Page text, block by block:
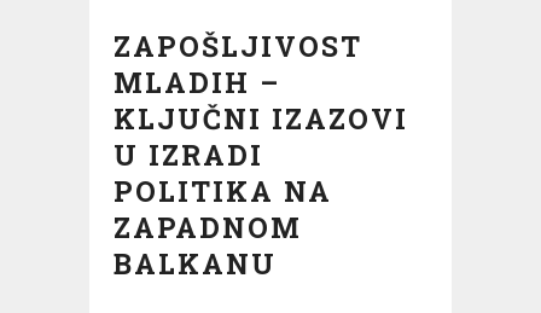
ZAPOŠLJIVOST
MLADIH –
KLJUČNI IZAZOVI
U IZRADI
POLITIKA NA
ZAPADNOM
BALKANU